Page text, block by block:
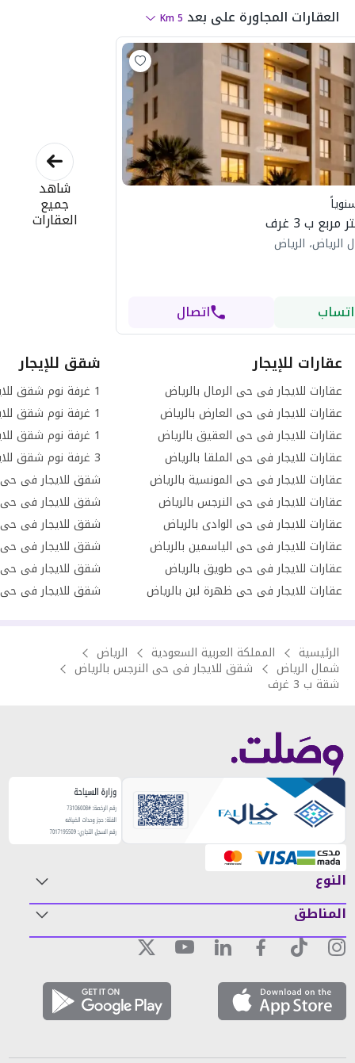
العقارات المجاورة على بعد 5
Km
الرياض، الرياض
اتصال
شاهد
جميع
العقارات
عقارات للإيجار
عقارات للايجار فى حى الرمال بالرياض
عقارات للايجار فى حى العارض بالرياض
عقارات للايجار فى حى العقيق بالرياض
عقارات للايجار فى حى الملقا بالرياض
عقارات للايجار فى حى المونسية بالرياض
عقارات للايجار فى حى النرجس بالرياض
عقارات للايجار فى حى الوادى بالرياض
عقارات للايجار فى حى الياسمين بالرياض
عقارات للايجار فى حى طويق بالرياض
عقارات للايجار فى حى ظهرة لبن بالرياض
شقق للإيجار
شقق للايجار فى حى
شقق للايجار فى حى
شقق للايجار فى حى
شقق للايجار فى حى
شقق للايجار فى حى
شقق للايجار فى حى
الرئيسية المملكة العربية السعودية الرياض
شمال الرياض شقق للايجار فى حى النرجس بالرياض
شقة ب 3 غرف
النوع
المناطق